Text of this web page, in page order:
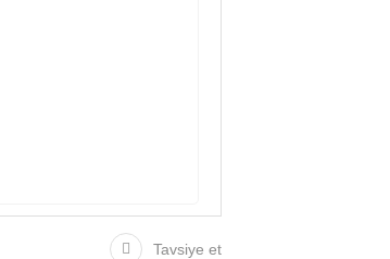
Tavsiye et